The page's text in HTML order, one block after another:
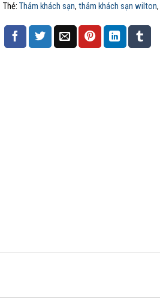
Thẻ: Thảm khách sạn, thảm khách sạn wilton,